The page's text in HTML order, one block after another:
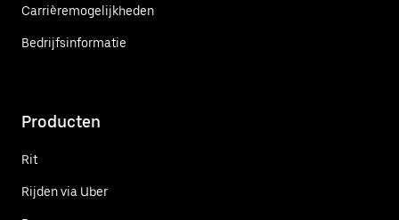
Carrièremogelijkheden
Bedrijfsinformatie
Producten
Rit
Rijden via Uber